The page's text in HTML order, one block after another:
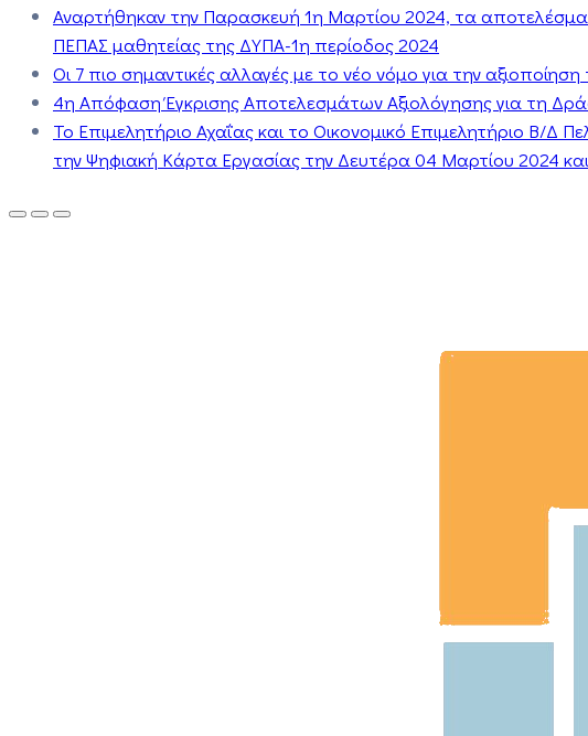
Αναρτήθηκαν την Παρασκευή 1η Μαρτίου 2024, τα
ΠΕΠΑΣ μαθητείας της ΔΥΠΑ-1η περίοδος 2024
Οι 7 πιο σημαντικές αλλαγές με το νέο νόμο για την
4η Απόφαση Έγκρισης Αποτελεσμάτων Αξιολόγησης για τη
Το Επιμελητήριο Αχαΐας και το Οικονομικό Επιμελητήριο Β/
την Ψηφιακή Κάρτα Εργασίας την Δευτέρα 04 Μαρτίου 2024